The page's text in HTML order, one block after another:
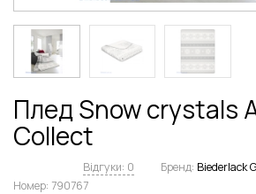
Плед Snow crystals
Collect
Відгуки: 0 Бренд: Biederlack
Номер: 790767